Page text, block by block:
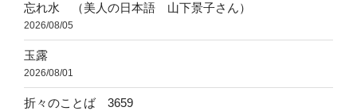
忘れ水 （美人の日本語 山下景子さん）
2026/08/05
玉露
2026/08/01
折々のことば 3659